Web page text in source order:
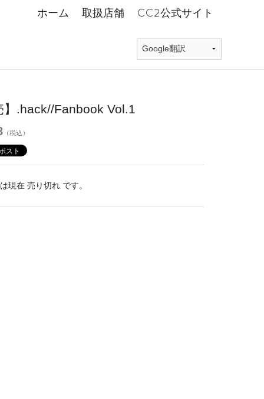
ホーム 取扱店舗 CC2公式サイト
】.hack//Fanbook Vol.1
（税込）
現在 売り切れ です。